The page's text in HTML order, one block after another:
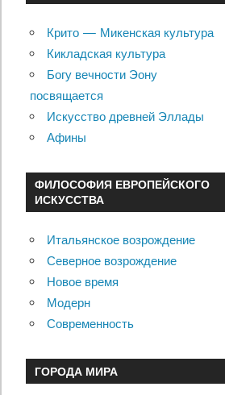
Крито — Микенская культура
Кикладская культура
Богу вечности Эону
посвящается
Искусство древней Эллады
Афины
ФИЛОСОФИЯ ЕВРОПЕЙСКОГО
ИСКУССТВА
Итальянское возрождение
Северное возрождение
Новое время
Модерн
Современность
ГОРОДА МИРА